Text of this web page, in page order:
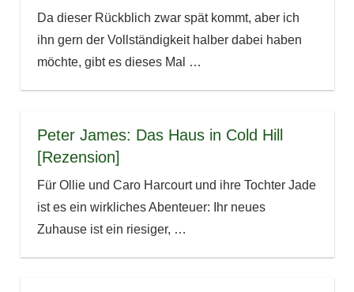
Da dieser Rückblich zwar spät kommt, aber ich
ihn gern der Vollständigkeit halber dabei haben
möchte, gibt es dieses Mal
…
Peter James: Das Haus in Cold Hill
[Rezension]
Für Ollie und Caro Harcourt und ihre Tochter Jade
ist es ein wirkliches Abenteuer: Ihr neues
Zuhause ist ein riesiger, …